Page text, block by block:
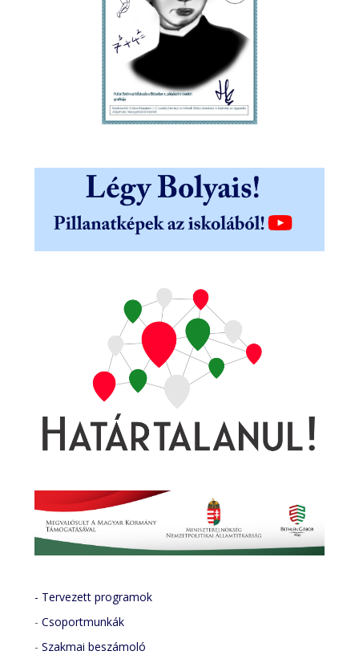
- Tervezett programok
-Csoportmunkák
-Szakmai beszámoló